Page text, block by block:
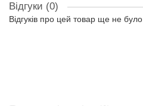
Відгуки (0)
Відгуків про цей товар ще не було.